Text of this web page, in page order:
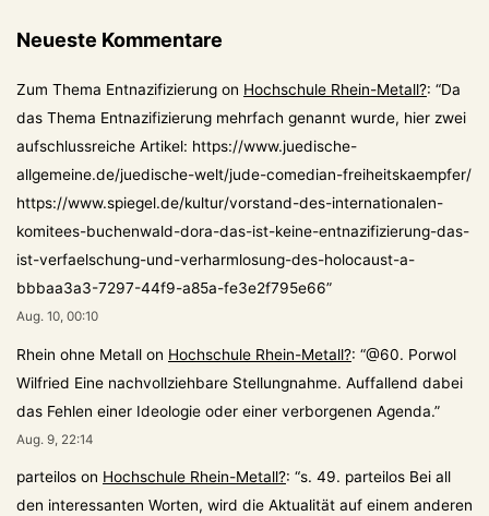
Neueste Kommentare
Zum Thema Entnazifizierung on Hochschule Rhein-Metall?: “Da
das Thema Entnazifizierung mehrfach genannt wurde, hier zwei
aufschlussreiche Artikel: https://www.juedische-
allgemeine.de/juedische-welt/jude-comedian-freiheitskaempfer/
https://www.spiegel.de/kultur/vorstand-des-internationalen-
komitees-buchenwald-dora-das-ist-keine-entnazifizierung-das-
ist-verfaelschung-und-verharmlosung-des-holocaust-a-
bbbaa3a3-7297-44f9-a85a-fe3e2f795e66”
Aug. 10, 00:10
Rhein ohne Metall on Hochschule Rhein-Metall?: “@60. Porwol
Wilfried Eine nachvollziehbare Stellungnahme. Auffallend dabei
das Fehlen einer Ideologie oder einer verborgenen Agenda.”
Aug. 9, 22:14
parteilos on Hochschule Rhein-Metall?: “s. 49. parteilos Bei all
den interessanten Worten, wird die Aktualität auf einem anderen